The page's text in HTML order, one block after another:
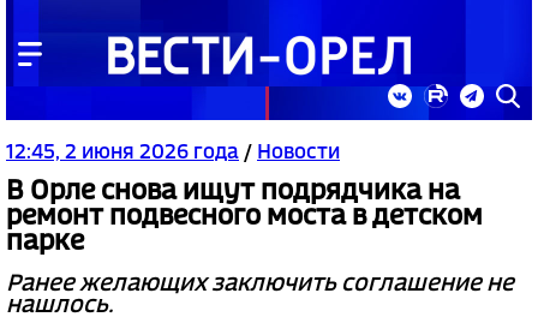
12:45, 2 июня 2026 года / Новости
В Орле снова ищут подрядчика на
ремонт подвесного моста в детском
парке
Ранее желающих заключить соглашение не
нашлось.